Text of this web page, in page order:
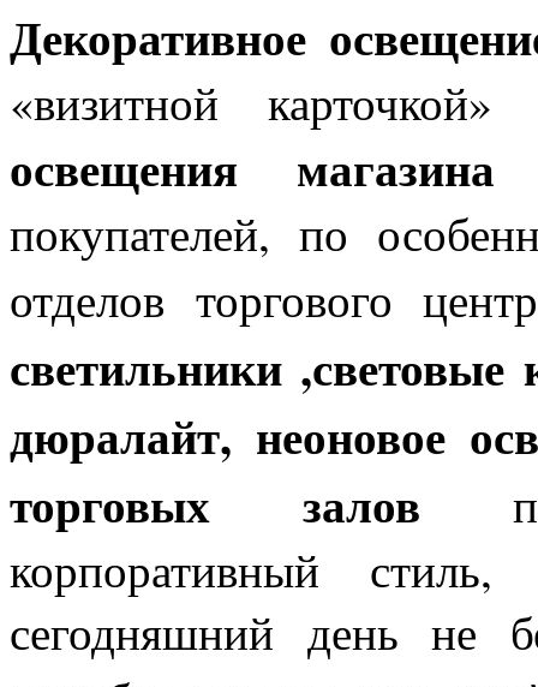
Декоративное
«визитной
освещения
покупателей, по
отделов торгового
светильники
дюралайт, неоновое
торговых залов
корпоративный
сегодняшний день не